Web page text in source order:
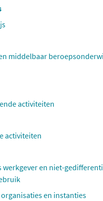
middelbaar
activiteiten
activiteiten
en niet-
en instanties